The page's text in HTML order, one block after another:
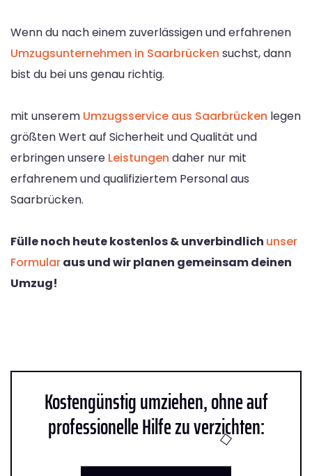
Wenn du nach einem zuverlässigen und erfahrenen
Umzugsunternehmen in Saarbrücken suchst, dann
bist du bei uns genau richtig.
mit unserem Umzugsservice aus Saarbrücken legen
größten Wert auf Sicherheit und Qualität und
erbringen unsere Leistungen daher nur mit
erfahrenem und qualifiziertem Personal aus
Saarbrücken.
Fülle noch heute kostenlos & unverbindlich unser
Formularaus und wir planen gemeinsam deinen
Umzug!
Kostengünstig umziehen, ohne auf
professionelle Hilfe zu verzichten: